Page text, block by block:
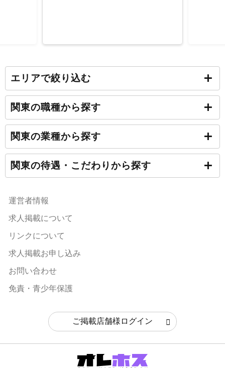
エリアで絞り込む
関東の職種から探す
関東の業種から探す
関東の待遇・こだわりから探す
運営者情報
求人掲載について
リンクについて
求人掲載お申し込み
お問い合わせ
免責・青少年保護
ご掲載店舗様ログイン